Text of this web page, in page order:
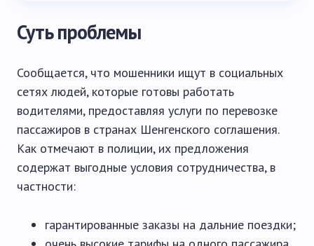
Суть проблемы
Сообщается, что мошенники ищут в социальных
сетях людей, которые готовы работать
водителями, предоставляя услуги по перевозке
пассажиров в странах Шенгенского соглашения.
Как отмечают в полиции, их предложения
содержат выгодные условия сотрудничества, в
частности:
гарантированные заказы на дальние поездки;